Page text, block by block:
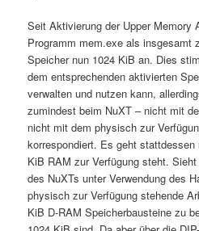
Seit Aktivierung der Upper Memory
Programm mem.exe als insgesamt
Speicher nun 1024 KiB an. Dies
dem entsprechenden aktivierten
verwalten und nutzen kann,
zumindest beim NuXT – nicht mit
nicht mit dem physisch zur
korrespondiert. Es geht
KiB RAM zur Verfügung steht.
des NuXTs unter Verwendung des
physisch zur Verfügung stehende
KiB D-RAM Speicherbausteine zu